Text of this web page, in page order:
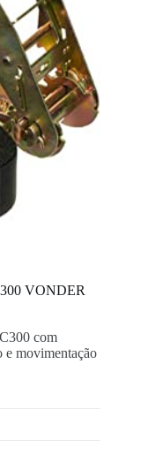
VONDER
com
e movimentação